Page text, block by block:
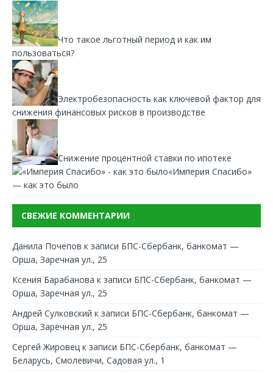
Что такое льготный период и как им
пользоваться?
Электробезопасность как ключевой фактор для
снижения финансовых рисков в производстве
Снижение процентной ставки по ипотеке
«Империя Спасибо»
— как это было
СВЕЖИЕ КОММЕНТАРИИ
Данила Почепов к записи БПС-Сбербанк, банкомат —
Орша, Заречная ул., 25
Ксения Барабанова к записи БПС-Сбербанк, банкомат —
Орша, Заречная ул., 25
Андрей Сулковский к записи БПС-Сбербанк, банкомат —
Орша, Заречная ул., 25
Сергей Жировец к записи БПС-Сбербанк, банкомат —
Беларусь, Смолевичи, Садовая ул., 1